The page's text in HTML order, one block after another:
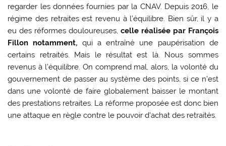
regarder les données fournies par la CNAV. Depuis 2016, le
régime des retraites est revenu à l’équilibre. Bien sûr, il y a
eu des réformes douloureuses, celle réalisée par François
Fillon notamment, qui a entraîné une paupérisation de
certains retraités. Mais le résultat est là. Nous sommes
revenus à l’équilibre. On comprend mal, alors, la volonté du
gouvernement de passer au système des points, si ce n’est
dans une volonté de faire globalement baisser le montant
des prestations retraites. La réforme proposée est donc bien
une attaque en règle contre le pouvoir d’achat des retraités.